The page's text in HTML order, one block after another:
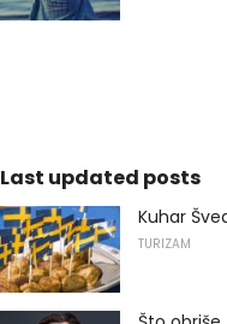
Last updated posts
Kuhar
TURIZAM